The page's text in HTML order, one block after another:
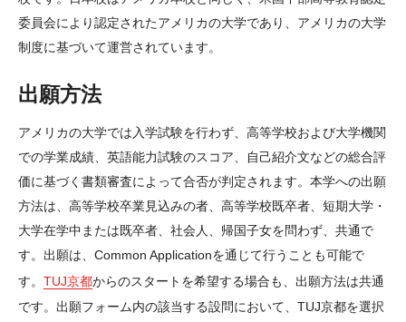
インタビュー
専攻学科一覧
学部課程修了証書プログラム
副専攻一覧（英語）
オナーズ・プログラム（英語）
委員会により認定されたアメリカの大学であり、アメリカの大学
制度に基づいて運営されています。
出願方法
アメリカの大学では入学試験を行わず、高等学校および大学機関
での学業成績、英語能力試験のスコア、自己紹介文などの総合評
価に基づく書類審査によって合否が判定されます。本学への出願
方法は、高等学校卒業見込みの者、高等学校既卒者、短期大学・
大学在学中または既卒者、社会人、帰国子女を問わず、共通で
す。出願は、Common Applicationを通じて行うことも可能で
す。 TUJ京都からのスタートを希望する場合も、出願方法は共通
です。出願フォーム内の該当する設問において、TUJ京都を選択